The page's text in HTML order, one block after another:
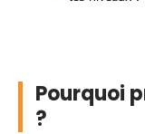
Pourquoi
?